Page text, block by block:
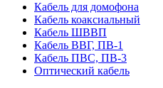
Кабель для домофона
Кабель коаксиальный
Кабель ШВВП
Кабель ВВГ, ПВ-1
Кабель ПВС, ПВ-3
Оптический кабель